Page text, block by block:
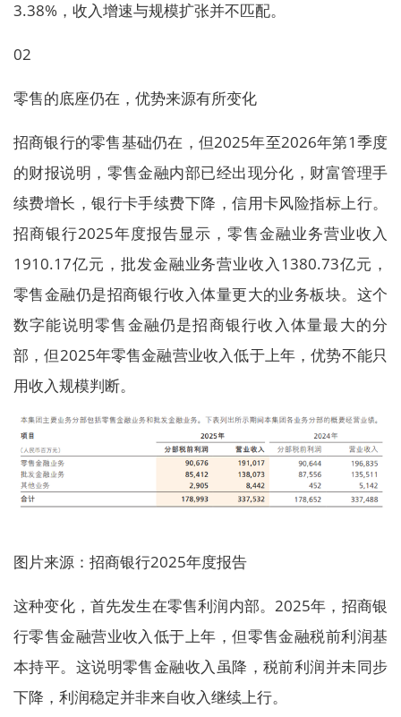
3.38%，收入增速与规模扩张并不匹配。
02
零售的底座仍在，优势来源有所变化
招商银行的零售基础仍在，但2025年至2026年第1季度
的财报说明，零售金融内部已经出现分化，财富管理手
续费增长，银行卡手续费下降，信用卡风险指标上行。
招商银行2025年度报告显示，零售金融业务营业收入
1910.17亿元，批发金融业务营业收入1380.73亿元，
零售金融仍是招商银行收入体量更大的业务板块。这个
数字能说明零售金融仍是招商银行收入体量最大的分
部，但2025年零售金融营业收入低于上年，优势不能只
用收入规模判断。
图片来源：招商银行2025年度报告
这种变化，首先发生在零售利润内部。2025年，招商银
行零售金融营业收入低于上年，但零售金融税前利润基
本持平。这说明零售金融收入虽降，税前利润并未同步
下降，利润稳定并非来自收入继续上行。